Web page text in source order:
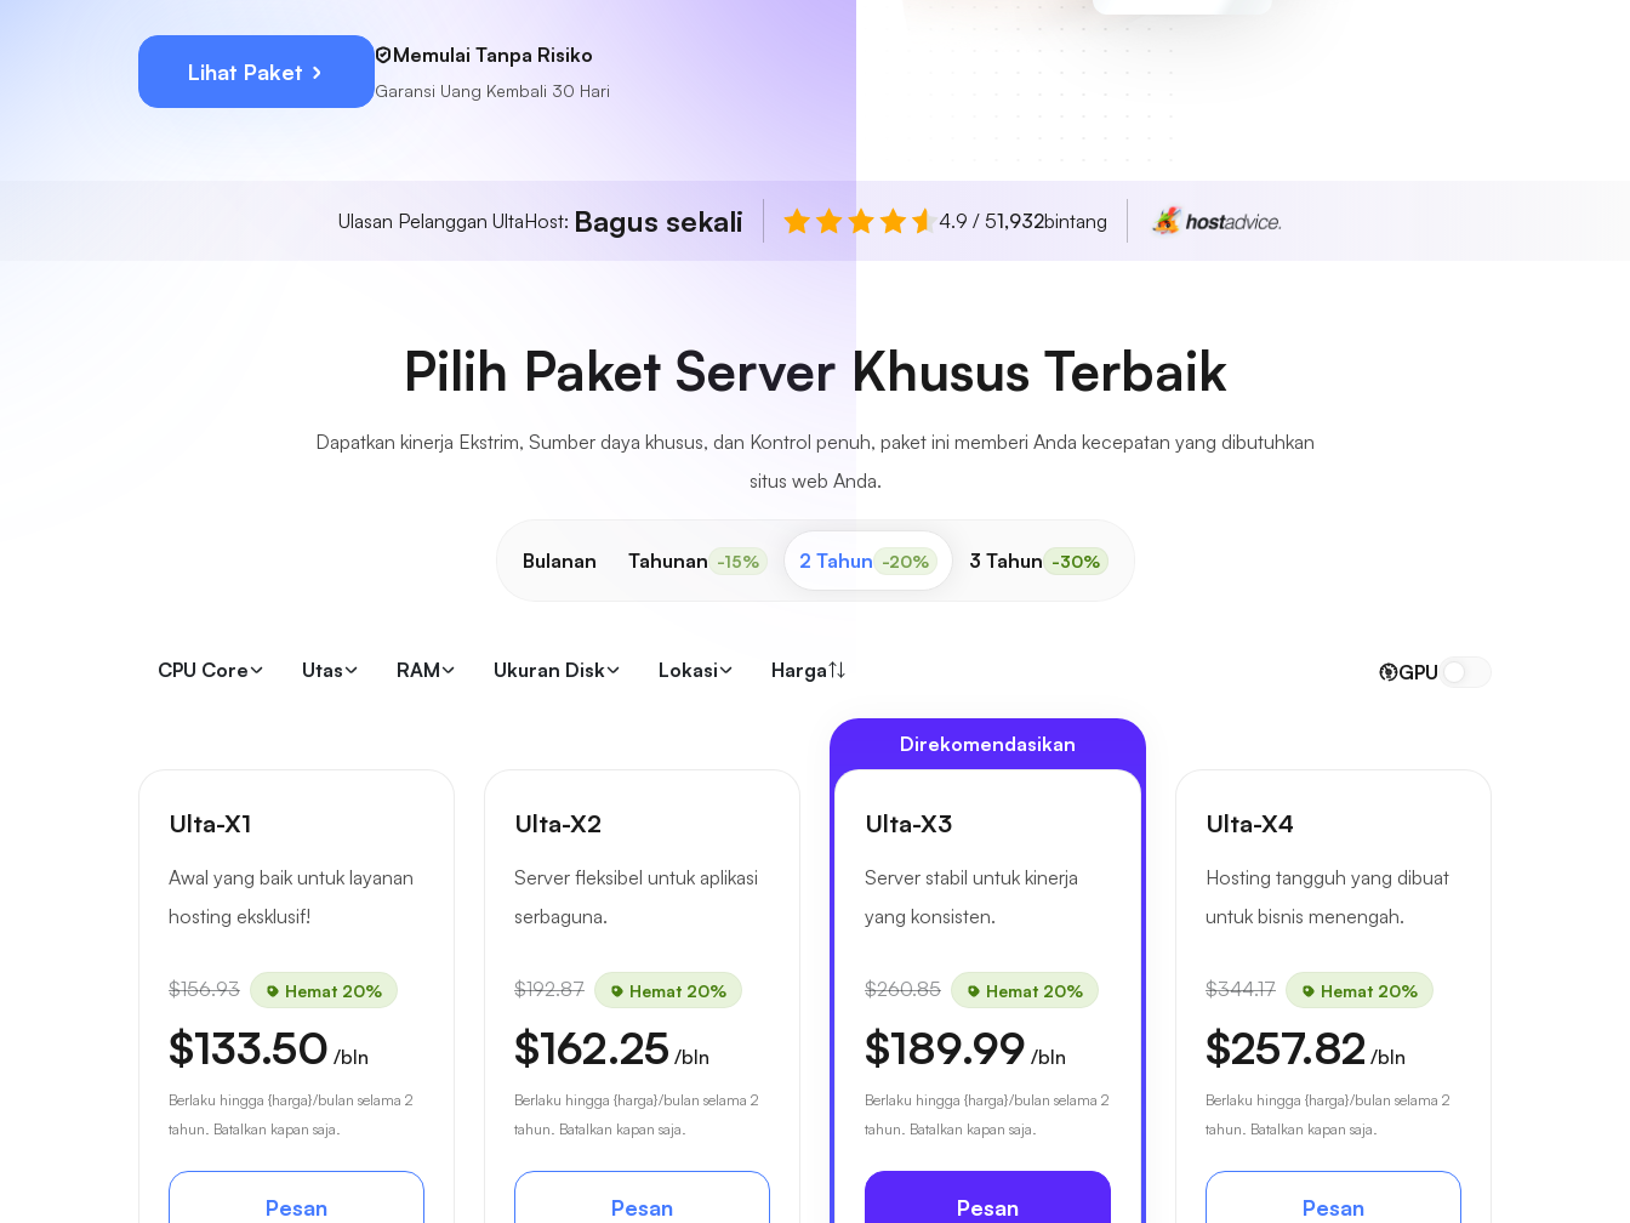
Lihat Paket
Memulai Tanpa Risiko
Garansi Uang Kembali 30 Hari
Ulasan Pelanggan UltaHost: Bagus sekali 4.9 / 51,932bintang
Pilih Paket Server Khusus Terbaik
Dapatkan kinerja Ekstrim, Sumber daya khusus, dan Kontrol penuh, paket ini memberi Anda kecepatan yang dibutuhkan
situs web Anda.
Bulanan Tahunan -15% 2 Tahun -20% 3 Tahun -30%
CPU Core Utas RAM Ukuran Disk Lokasi Harga GPU
Ulta-X1
Awal yang baik untuk layanan
hosting eksklusif!
$156.93 Hemat 20%
$133.50 /bln
Berlaku hingga {harga}/bulan selama 2
tahun. Batalkan kapan saja.
Pesan
Ulta-X2
Server fleksibel untuk aplikasi
serbaguna.
$192.87 Hemat 20%
$162.25 /bln
Berlaku hingga {harga}/bulan selama 2
tahun. Batalkan kapan saja.
Pesan
Direkomendasikan
Ulta-X3
Server stabil untuk kinerja
yang konsisten.
$260.85 Hemat 20%
$189.99 /bln
Berlaku hingga {harga}/bulan selama 2
tahun. Batalkan kapan saja.
Pesan
Ulta-X4
Hosting tangguh yang dibuat
untuk bisnis menengah.
$344.17 Hemat 20%
$257.82 /bln
Berlaku hingga {harga}/bulan selama 2
tahun. Batalkan kapan saja.
Pesan